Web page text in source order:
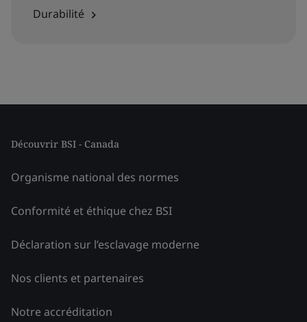
Durabilité
Découvrir BSI - Canada
Organisme national des normes
Conformité et éthique chez BSI
Déclaration sur l’esclavage moderne
Nos clients et partenaires
Notre accréditation